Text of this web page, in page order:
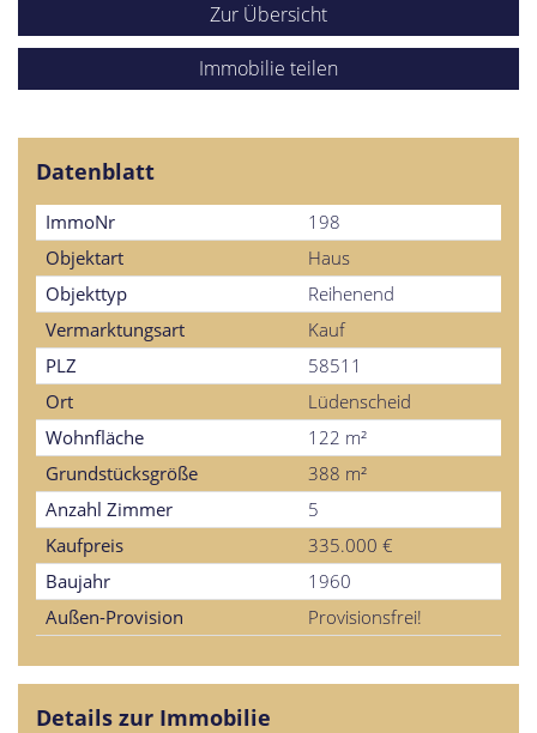
Zur Übersicht
Immobilie teilen
Datenblatt
ImmoNr
198
Objektart
Haus
Objekttyp
Reihenend
Vermarktungsart
Kauf
PLZ
58511
Ort
Lüdenscheid
Wohnfläche
122 m²
Grundstücksgröße
388 m²
Anzahl Zimmer
5
Kaufpreis
335.000 €
Baujahr
1960
Außen-Provision
Provisionsfrei!
Details zur Immobilie